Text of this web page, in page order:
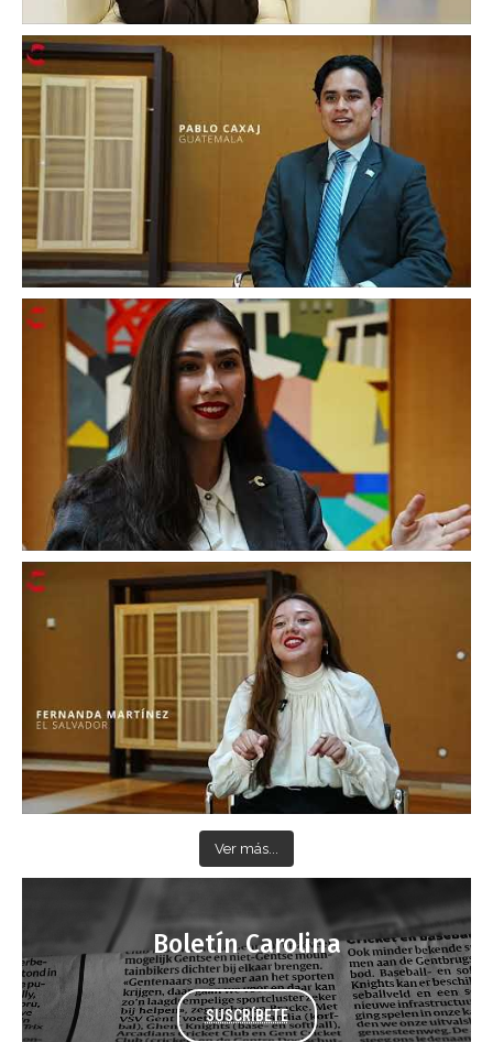
Ver más...
Boletín Carolina
SUSCRÍBETE